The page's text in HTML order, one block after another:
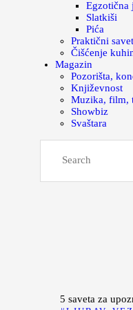
Egzotična
Slatkiši
Pića
Praktični
Čišćenje
Magazin
Pozorišta,
Književnost
Muzika, film,
Showbiz
Svaštara
5 saveta za